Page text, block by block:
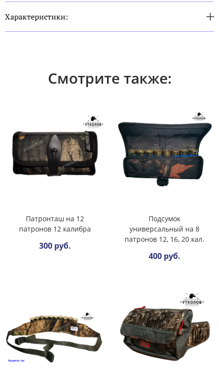
Характеристики:
Смотрите также:
Патронташ на 12
патронов 12 калибра
300 руб.
Подсумок
универсальный на 8
патронов 12, 16, 20 кал.
400 руб.